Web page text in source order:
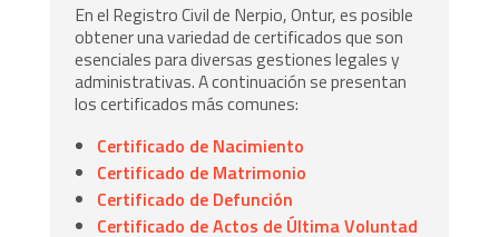
En el Registro Civil de Nerpio, Ontur, es posible
obtener una variedad de certificados que son
esenciales para diversas gestiones legales y
administrativas. A continuación se presentan
los certificados más comunes:
Certificado de Nacimiento
Certificado de Matrimonio
Certificado de Defunción
Certificado de Actos de Última Voluntad